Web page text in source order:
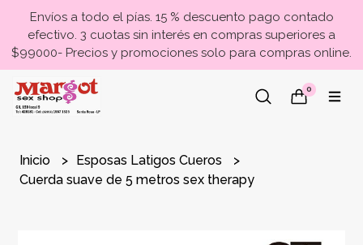
Envíos a todo el pías. 15 % descuento pago contado
efectivo. 3 cuotas sin interés en compras superiores a
$99000- Precios y promociones solo para compras online.
0
Inicio
Esposas Latigos Cueros
Cuerda suave de 5 metros sex therapy